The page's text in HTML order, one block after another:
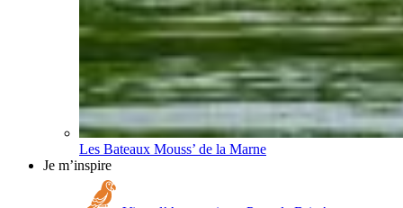
Les Bateaux Mouss’ de la Marne
Je m’inspire